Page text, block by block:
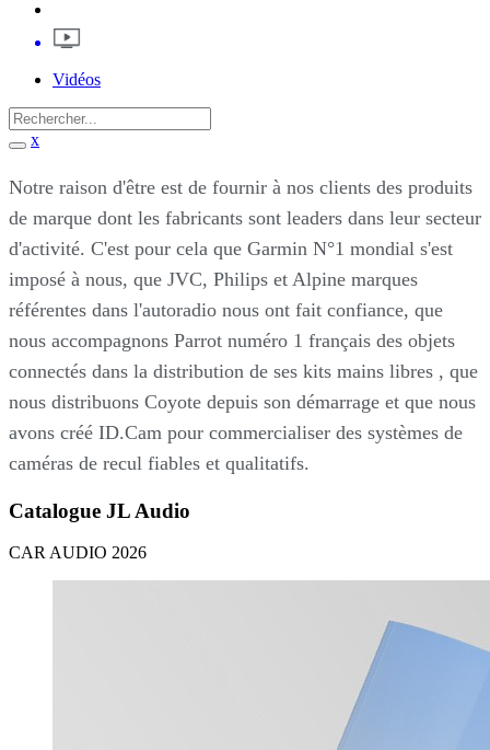
Vidéos
x
Notre raison d'être est de fournir à nos clients des produits
de marque dont les fabricants sont leaders dans leur secteur
d'activité. C'est pour cela que Garmin N°1 mondial s'est
imposé à nous, que JVC, Philips et Alpine marques
référentes dans l'autoradio nous ont fait confiance, que
nous accompagnons Parrot numéro 1 français des objets
connectés dans la distribution de ses kits mains libres , que
nous distribuons Coyote depuis son démarrage et que nous
avons créé ID.Cam pour commercialiser des systèmes de
caméras de recul fiables et qualitatifs.
Catalogue JL Audio
CAR AUDIO 2026